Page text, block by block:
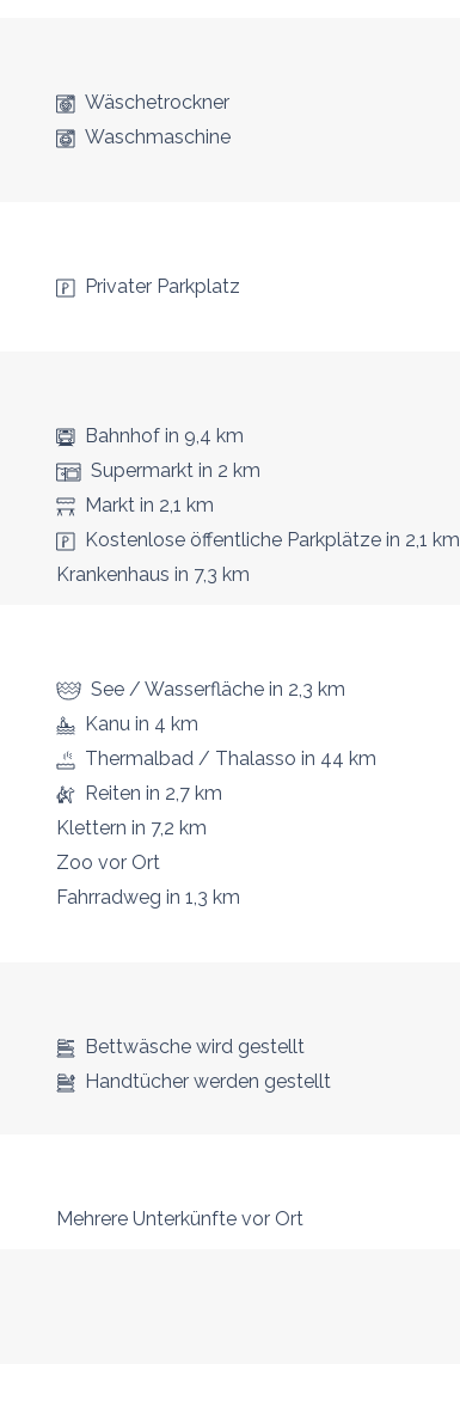
Wäschetrockner
Waschmaschine
Privater Parkplatz
Bahnhofin 9,4 km
Supermarktin 2 km
Marktin 2,1 km
Kostenlose öffentliche Parkplätzein 2,1 km
Krankenhaus in 7,3 km
See / Wasserflächein 2,3 km
Kanuin 4 km
Thermalbad / Thalasso in 44 km
Reiten in 2,7 km
Klettern in 7,2 km
Zoo vor Ort
Fahrradweg in 1,3 km
Bettwäsche wird gestellt
Handtücher werden gestellt
Mehrere Unterkünfte vor Ort